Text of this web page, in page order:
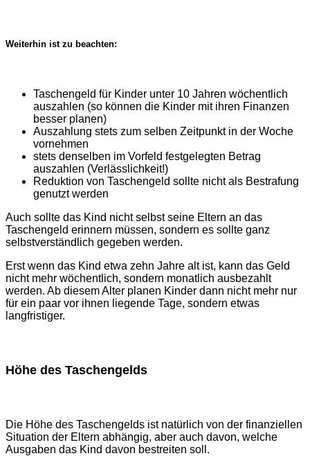
Weiterhin ist zu beachten:
Taschengeld für Kinder unter 10 Jahren wöchentlich
auszahlen (so können die Kinder mit ihren Finanzen
besser planen)
Auszahlung stets zum selben Zeitpunkt in der Woche
vornehmen
stets denselben im Vorfeld festgelegten Betrag
auszahlen (Verlässlichkeit!)
Reduktion von Taschengeld sollte nicht als Bestrafung
genutzt werden
Auch sollte das Kind nicht selbst seine Eltern an das
Taschengeld erinnern müssen, sondern es sollte ganz
selbstverständlich gegeben werden.
Erst wenn das Kind etwa zehn Jahre alt ist, kann das Geld
nicht mehr wöchentlich, sondern monatlich ausbezahlt
werden. Ab diesem Alter planen Kinder dann nicht mehr nur
für ein paar vor ihnen liegende Tage, sondern etwas
langfristiger.
Höhe des Taschengelds
Die Höhe des Taschengelds ist natürlich von der finanziellen
Situation der Eltern abhängig, aber auch davon, welche
Ausgaben das Kind davon bestreiten soll.